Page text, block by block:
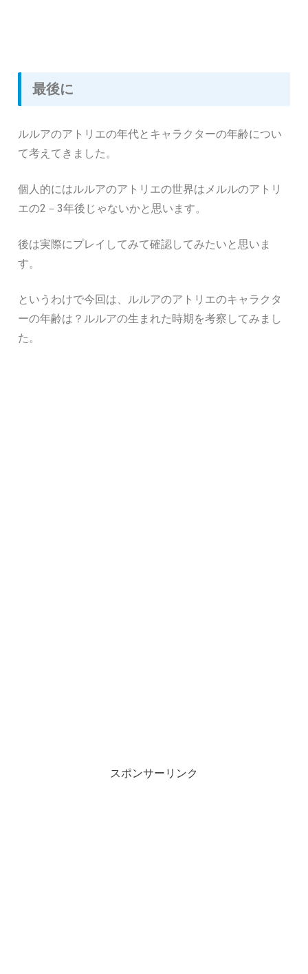
最後に
ルルアのアトリエの年代とキャラクターの年齢につい
て考えてきました。
個人的にはルルアのアトリエの世界はメルルのアトリ
エの2－3年後じゃないかと思います。
後は実際にプレイしてみて確認してみたいと思いま
す。
というわけで今回は、ルルアのアトリエのキャラクタ
ーの年齢は？ルルアの生まれた時期を考察してみまし
た。
スポンサーリンク